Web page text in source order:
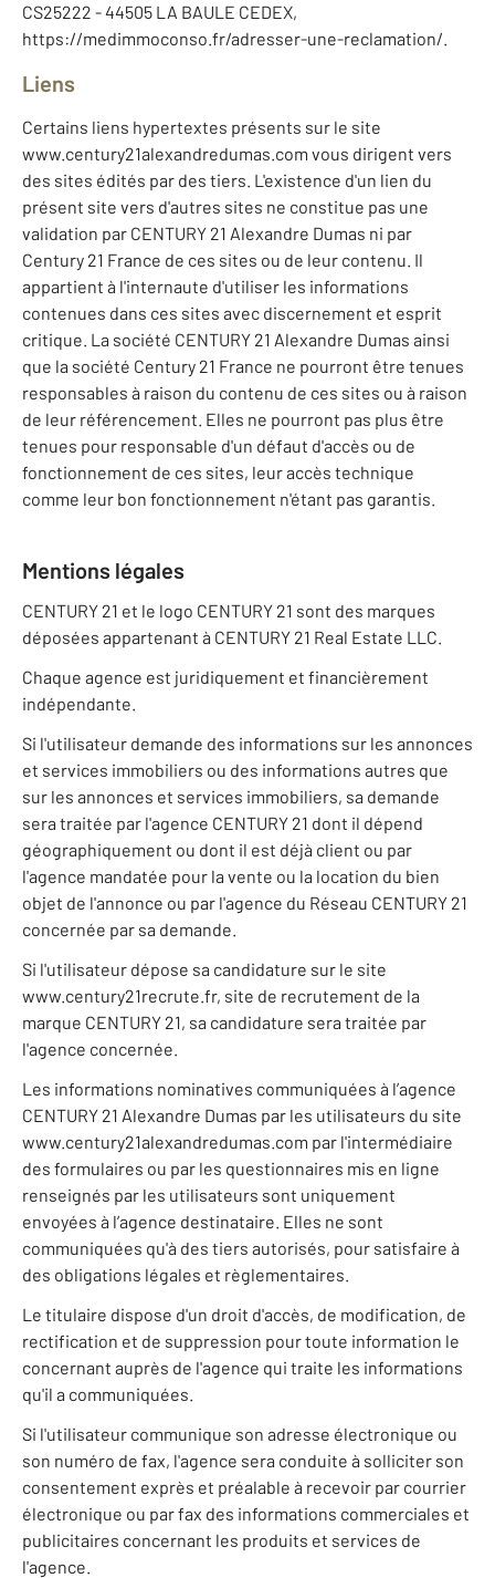
CS25222 - 44505 LA BAULE CEDEX,
https://medimmoconso.fr/adresser-une-reclamation/.
Liens
Certains liens hypertextes présents sur le site
www.century21alexandredumas.com vous dirigent vers
des sites édités par des tiers. L'existence d'un lien du
présent site vers d'autres sites ne constitue pas une
validation par CENTURY 21 Alexandre Dumas ni par
Century 21 France de ces sites ou de leur contenu. Il
appartient à l'internaute d'utiliser les informations
contenues dans ces sites avec discernement et esprit
critique. La société CENTURY 21 Alexandre Dumas ainsi
que la société Century 21 France ne pourront être tenues
responsables à raison du contenu de ces sites ou à raison
de leur référencement. Elles ne pourront pas plus être
tenues pour responsable d'un défaut d'accès ou de
fonctionnement de ces sites, leur accès technique
comme leur bon fonctionnement n'étant pas garantis.
Mentions légales
CENTURY 21 et le logo CENTURY 21 sont des marques
déposées appartenant à CENTURY 21 Real Estate LLC.
Chaque agence est juridiquement et financièrement
indépendante.
Si l'utilisateur demande des informations sur les annonces
et services immobiliers ou des informations autres que
sur les annonces et services immobiliers, sa demande
sera traitée par l'agence CENTURY 21 dont il dépend
géographiquement ou dont il est déjà client ou par
l'agence mandatée pour la vente ou la location du bien
objet de l'annonce ou par l'agence du Réseau CENTURY 21
concernée par sa demande.
Si l'utilisateur dépose sa candidature sur le site
www.century21recrute.fr, site de recrutement de la
marque CENTURY 21, sa candidature sera traitée par
l'agence concernée.
Les informations nominatives communiquées à l’agence
CENTURY 21 Alexandre Dumas par les utilisateurs du site
www.century21alexandredumas.com par l'intermédiaire
des formulaires ou par les questionnaires mis en ligne
renseignés par les utilisateurs sont uniquement
envoyées à l’agence destinataire. Elles ne sont
communiquées qu'à des tiers autorisés, pour satisfaire à
des obligations légales et règlementaires.
Le titulaire dispose d'un droit d'accès, de modification, de
rectification et de suppression pour toute information le
concernant auprès de l'agence qui traite les informations
qu'il a communiquées.
Si l'utilisateur communique son adresse électronique ou
son numéro de fax, l'agence sera conduite à solliciter son
consentement exprès et préalable à recevoir par courrier
électronique ou par fax des informations commerciales et
publicitaires concernant les produits et services de
l'agence.